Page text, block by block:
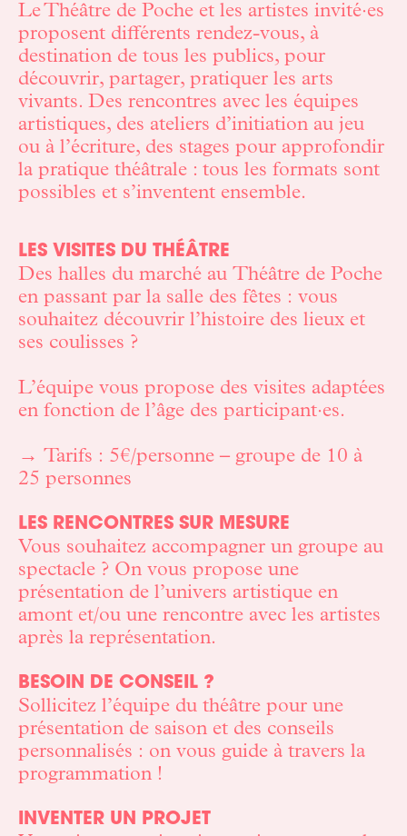
Le Théâtre de Poche et les artistes invité·es
proposent différents rendez-vous, à
destination de tous les publics, pour
découvrir, partager, pratiquer les arts
vivants. Des rencontres avec les équipes
artistiques, des ateliers d’initiation au jeu
ou à l’écriture, des stages pour approfondir
la pratique théâtrale : tous les formats sont
possibles et s’inventent ensemble.
LES VISITES DU THÉÂTRE
Des halles du marché au Théâtre de Poche
en passant par la salle des fêtes : vous
souhaitez découvrir l’histoire des lieux et
ses coulisses ?
L’équipe vous propose des visites adaptées
en fonction de l’âge des participant·es.
→ Tarifs : 5€/personne – groupe de 10 à
25 personnes
LES RENCONTRES SUR MESURE
Vous souhaitez accompagner un groupe au
spectacle ? On vous propose une
présentation de l’univers artistique en
amont et/ou une rencontre avec les artistes
après la représentation.
BESOIN DE CONSEIL ?
Sollicitez l’équipe du théâtre pour une
présentation de saison et des conseils
personnalisés : on vous guide à travers la
programmation !
INVENTER UN PROJET